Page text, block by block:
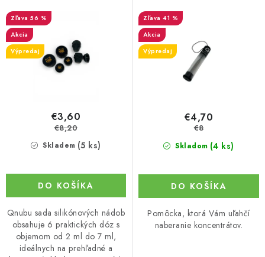
56 %
Akcia
Výpredaj
Skladem (5 ks)
€3,60
€8,20
DO KOŠÍKA
Qnubu sada silikónových nádob
obsahuje 6 praktických dóz s
objemom od 2 ml do 7 ml,
ideálnych na prehľadné a
41 %
Akcia
Výpredaj
Skladom (4 ks)
€4,70
€8
DO KOŠÍKA
Pomôcka, ktorá Vám uľahčí
naberanie koncentrátov.